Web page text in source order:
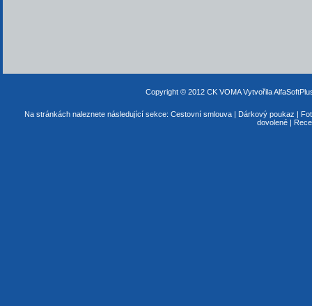
Copyright © 2012 CK VOMA Vytvořila
Na stránkách naleznete následující sekce: Cestovní smlouva| Dárkový poukaz |
dovolené|